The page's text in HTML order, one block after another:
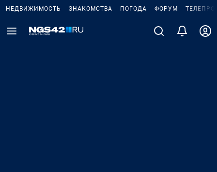
НЕДВИЖИМОСТЬ ЗНАКОМСТВА ПОГОДА ФОРУМ